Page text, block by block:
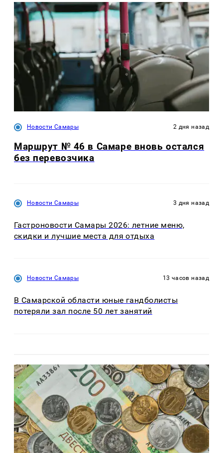
Новости Самары 2 дня назад
Маршрут № 46 в Самаре вновь остался
без перевозчика
Новости Самары 3 дня назад
Гастроновости Самары 2026: летние меню,
скидки и лучшие места для отдыха
Новости Самары 13 часов назад
В Самарской области юные гандболисты
потеряли зал после 50 лет занятий